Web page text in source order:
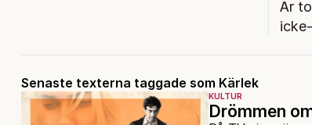
Är
Senaste texterna taggade som Kärlek
KULTUR
Drömmen